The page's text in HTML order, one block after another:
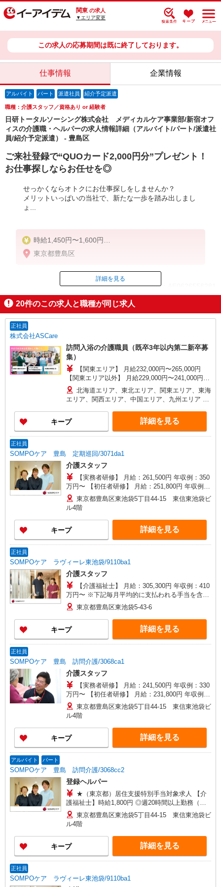
関東 の求人
▼エリア変更
この求人の応募期間は既に終了しております。
仕事情報 企業情報
アルバイト パート 派遣社員 紹介予定派遣
職種：介護スタッフ／資格あり or 経験者
日研トータルソーシング株式会社 メディカルケア事業部/新宿オフ
ィスの介護職・ヘルパーの求人情報詳細（アルバイト/パート/派遣社
員/紹介予定派遣） - 豊島区
ご来社登録で“QUOカード2,000円分”プレゼント！
お仕事探しならお任せを◎
せっかくならオトクにお仕事探しをしませんか？
メリットいっぱいの当社で、新たな一歩を踏み出しまし
ょ...
時給1,450円〜1,600円
◆無資格・経験者：時給1,450円〜
◆初任者研修・経験者：時給1,500円〜
◆介護福祉士・経験者：時給1,600円〜
※経験者は3ヶ月以上
※給与幅は経験・能力による
★週払いOK（規定あり）
東京都豊島区
ID：AE0626558281
掲載期間終了
詳細を見る
20件のこの求人と職種が同じ求人
正社員
株式会社ASCare
訪問入浴の介護職員（既卒3年以内第二新卒募
集）
【関東エリア】 月給232,000円〜265,000円
【関東エリア以外】 月給229,000円〜241,000円
※勤務地域により異なります ※地域手当含む ※交
付金手当含む ※各種手当は待遇項目を参照 ◎キャ
リアステップ年収モデル（参考値） 一般職（平均
勤続年数5年）390万円 事業所長（平均勤続年数10
年 2〜3年で所長になる人もいます！）500万円
ブロック長（平均勤続年数13年）650万円 エリア
北海道エリア、東北エリア、関東エリア、東海
エリア、関西エリア、中国エリア、九州エリア ※
属されます。 ※Ｕ・Ｉターン歓迎！会社都合によ
る異動等はございません！
キープ 詳細を見る
正社員
SOMPOケア 豊島 定期巡回/3071da1
介護スタッフ
【実務者研修】 月給：261,500円 年収例：350
万円〜 【初任者研修】 月給：251,800円 年収例：
340万円〜 ※職務手当、（東京都）居住支援特別
手当、働きがい向上手当、日祝手当（月平均2回
分）、在宅手当（月平均20回分）等、毎月平均的
に支払われる手当を含みます。 ※居住支援特別手
当は勤続5年目までの方はさらに1万円支給（再入
社は除く） ◎賞与：基本給2.08ヶ月分/年支給 ◎
東京都豊島区東池袋5丁目44-15 東信東池袋ビ
ル4階
キープ 詳細を見る
正社員
SOMPOケア ラヴィーレ東池袋/9110ba1
介護スタッフ
【介護福祉士】 月給：305,300円 年収例：410
万円〜 ※下記毎月平均的に支払われる手当を含み
ます。 ・職務手当 ・特別職務手当 ・特別地域手
当 ・（東京都）居住支援特別手当 ・働きがい向上
手当 ・特別夜勤手当 ・日祝手当（月平均2回分）
・夜勤手当（月平均5回分） ※居住支援特別手当
は勤続5年目までの方はさらに1万円支給（再入社
業時は別途時間外手当支給（超過1分〜）
東京都豊島区東池袋5-43-6
キープ 詳細を見る
正社員
SOMPOケア 豊島 訪問介護/3068ca1
介護スタッフ
【実務者研修】 月給：241,500円 年収例：330
万円〜 【初任者研修】 月給：231,800円 年収例：
318万円〜 ※職務手当、（東京都）居住支援特別
手当、働きがい向上手当、日祝手当（月平均2回
分）等、毎月平均的に支払われる手当を含みま
す。 ※居住支援特別手当は勤続5年目までの方は
さらに1万円支給（再入社は除く） ◎賞与：基本
給2.08ヶ月分/年支給 ◎残業時は別途時間外手当支
東京都豊島区東池袋5丁目44-15 東信東池袋ビ
ル4階
キープ 詳細を見る
アルバイト パート
SOMPOケア 豊島 訪問介護/3068cc2
登録ヘルパー
★（東京都）居住支援特別手当対象求人 【介
護福祉士】時給1,800円 ◎週20時間以上勤務（社
保加入者）の場合は時給1,850円 ＊早朝夜間（〜8
時、18時〜）：時給2,250円〜 ＊日曜祝日：時給
2,100円〜 【実務者研修・初任者研修（ヘルパー1
級・2級）】時給1,720円 ◎週20時間以上勤務（社
保加入者）の場合は時給1,770円 ＊早朝夜間（〜8
時、18時〜）：時給2,150円〜 ＊日曜祝日：時給
ンセル手当：職務時給の60％支給 ※居住支援特別
手当は勤続5年目までの方はさらに時給＋50円（再
東京都豊島区東池袋5丁目44-15 東信東池袋ビ
ル4階
キープ 詳細を見る
正社員
SOMPOケア ラヴィーレ東池袋/9110ba1